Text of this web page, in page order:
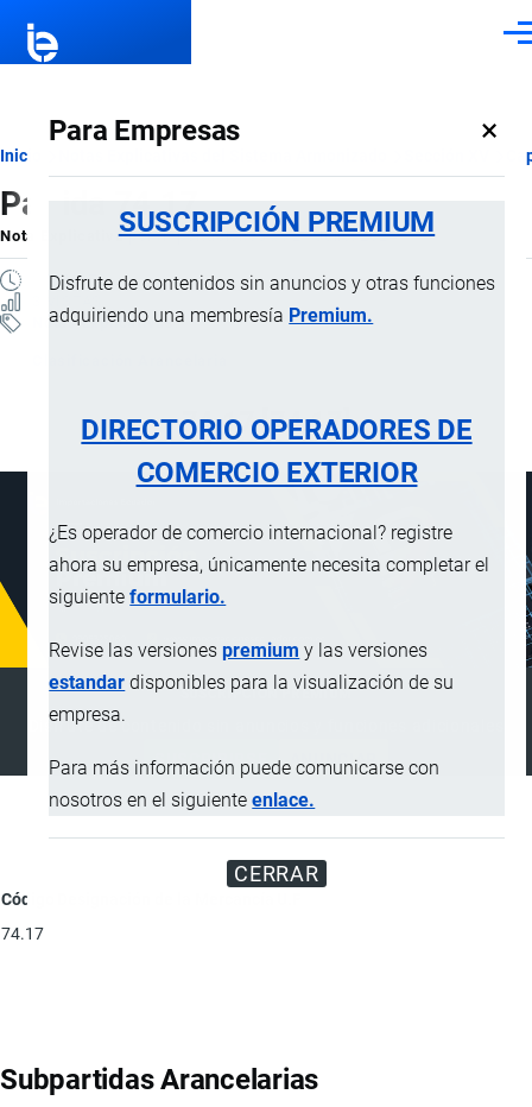
Para Empresas ×
SUSCRIPCIÓN PREMIUM
Disfrute de contenidos sin anuncios y otras funciones
adquiriendo una membresía Premium.
DIRECTORIO OPERADORES DE
COMERCIO EXTERIOR
¿Es operador de comercio internacional? registre
ahora su empresa, únicamente necesita completar el
siguienteformulario.
Revise las versionespremium y las versiones
estandar disponibles para la visualización de su
empresa.
Para más información puede comunicarse con
nosotros en el siguienteenlace.
CERRAR
Ruta
de
navegación
Inicio
Partida 74.17
Nota ExplicativaporImportaciones …, 21 Julio, 2024
1 MINUTO
Notas Explicativas
74.17 [74.17]
SUSCRIPCIÓN PREMIUM
Disfrute de contenido sin anuncios y funciones adicionales
SUSCRIBIRSE
ANUNCIAR
Código
74.17
Subpartidas Arancelarias